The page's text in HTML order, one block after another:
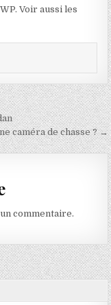
Voir aussi les
caméra de chasse ? →
commentaire.